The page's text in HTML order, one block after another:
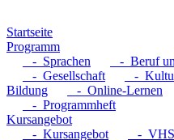
Startseite
Programm
- Sprachen
- Beruf
- Gesellschaft
-
Bildung
- Online-Lernen
- Programmheft
Kursangebot
- Kursangebot
- VHS